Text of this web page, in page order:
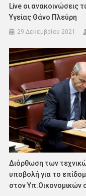
Live οι
Υγείας Θάνο Πλεύρη
29 Δεκεμβρίου 2021
Διόρθωση των
υποβολή για το
στον